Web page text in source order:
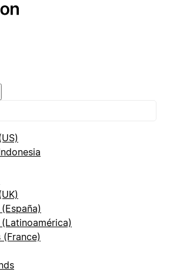
(France)